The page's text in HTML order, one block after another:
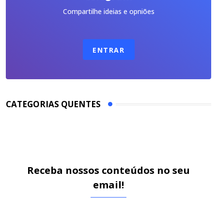
Compartilhe ideias e opniões
ENTRAR
CATEGORIAS QUENTES
Receba nossos conteúdos no seu
email!